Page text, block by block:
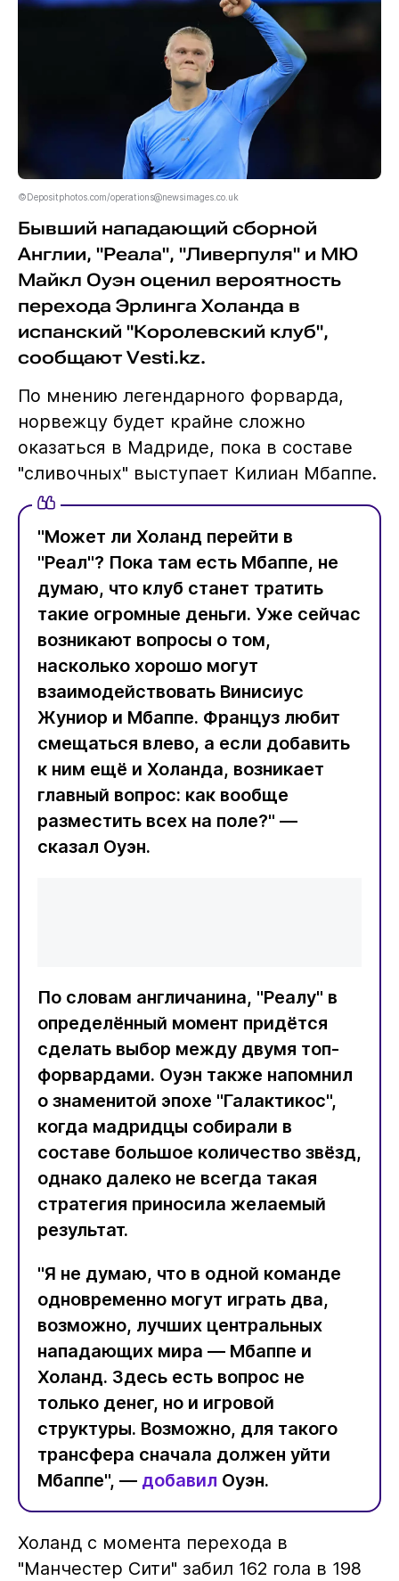
©Depositphotos.com/operations@newsimages.co.uk
Бывший нападающий сборной
Англии, "Реала", "Ливерпуля" и МЮ
Майкл Оуэн оценил вероятность
перехода Эрлинга Холанда в
испанский "Королевский клуб",
сообщают Vesti.kz.
По мнению легендарного форварда,
норвежцу будет крайне сложно
оказаться в Мадриде, пока в составе
"сливочных" выступает Килиан Мбаппе.
"Может ли Холанд перейти в
"Реал"? Пока там есть Мбаппе, не
думаю, что клуб станет тратить
такие огромные деньги. Уже сейчас
возникают вопросы о том,
насколько хорошо могут
взаимодействовать Винисиус
Жуниор и Мбаппе. Француз любит
смещаться влево, а если добавить
к ним ещё и Холанда, возникает
главный вопрос: как вообще
разместить всех на поле?" —
сказал Оуэн.
По словам англичанина, "Реалу" в
определённый момент придётся
сделать выбор между двумя топ-
форвардами. Оуэн также напомнил
о знаменитой эпохе "Галактикос",
когда мадридцы собирали в
составе большое количество звёзд,
однако далеко не всегда такая
стратегия приносила желаемый
результат.
"Я не думаю, что в одной команде
одновременно могут играть два,
возможно, лучших центральных
нападающих мира — Мбаппе и
Холанд. Здесь есть вопрос не
только денег, но и игровой
структуры. Возможно, для такого
трансфера сначала должен уйти
Мбаппе", — добавил Оуэн.
Холанд с момента перехода в
"Манчестер Сити" забил 162 гола в 198